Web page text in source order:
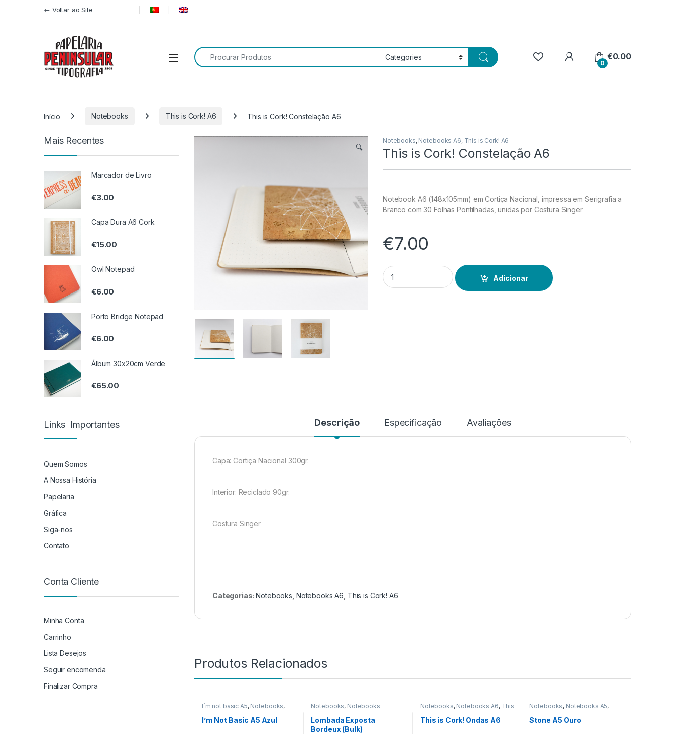
← Voltar ao Site
Procurar por:
0
€0.00
Início Notebooks This is Cork! A6 This is Cork! Constelação A6
🔍
Notebooks, Notebooks A6, This is Cork! A6
This is Cork! Constelação A6
Notebook A6 (148x105mm) em Cortiça Nacional, impressa em Serigrafia a
Branco com 30 Folhas Pontilhadas, unidas por Costura Singer
€7.00
Quantidade de This is Cork! Constelação A6
Adicionar
Descrição Especificação Avaliações
Capa: Cortiça Nacional 300gr.
Interior: Reciclado 90gr.
Costura Singer
Categorias:Notebooks Notebooks A6 This is Cork! A6
Produtos Relacionados
I´m not basic A5, Notebooks,
I’m Not Basic A5 Azul
Notebooks, Notebooks
Lombada Exposta
Bordeux (Bulk)
Notebooks, Notebooks A6, This
This is Cork! Ondas A6
Notebooks, Notebooks A5,
Stone A5 Ouro
Mais Recentes
Marcador de Livro
€3.00
Capa Dura A6 Cork
€15.00
Owl Notepad
€6.00
Porto Bridge Notepad
€6.00
Álbum 30x20cm Verde
€65.00
Links Importantes
Quem Somos
A Nossa História
Papelaria
Gráfica
Siga-nos
Contato
Conta Cliente
Minha Conta
Carrinho
Lista Desejos
Seguir encomenda
Finalizar Compra